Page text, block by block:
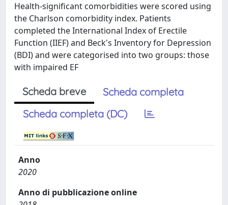
Health-significant comorbidities were scored using
the Charlson comorbidity index. Patients
completed the International Index of Erectile
Function (IIEF) and Beck's Inventory for Depression
(BDI) and were categorised into two groups: those
with impaired EF
Scheda breve
Scheda completa
Scheda completa (DC)
Anno
2020
Anno di pubblicazione online